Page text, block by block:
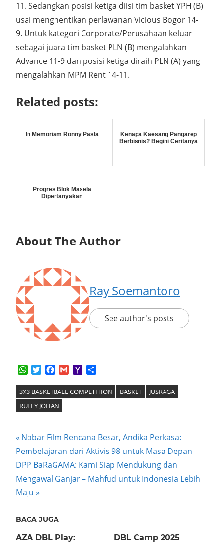
11. Sedangkan posisi ketiga diisi tim basket YPH (B)
usai menghentikan perlawanan Vicious Bogor 14-
9. Untuk kategori Corporate/Perusahaan keluar
sebagai juara tim basket PLN (B) mengalahkan
Advance 11-9 dan posisi ketiga diraih PLN (A) yang
mengalahkan MPM Rent 14-11.
Related posts:
In Memoriam Ronny Pasla
Kenapa Kaesang Pangarep
Berbisnis? Begini Ceritanya
Progres Blok Masela
Dipertanyakan
About The Author
Ray Soemantoro
See author's posts
WhatsApp
TwitterFacebook
GmailYahoo
3X3 BASKETBALL COMPETITION BASKET
JUSRAGA
RULLY JOHAN
Post
navigation
Previous
Post:
Nobar Film Rencana Besar, Andika Perkasa:
Pembelajaran dari Aktivis 98 untuk Masa Depan
Next
Post:
DPP BaRaGAMA: Kami Siap Mendukung dan
Mengawal Ganjar – Mahfud untuk Indonesia Lebih
Maju
BACA JUGA
AZA DBL Play:
DBL Camp 2025